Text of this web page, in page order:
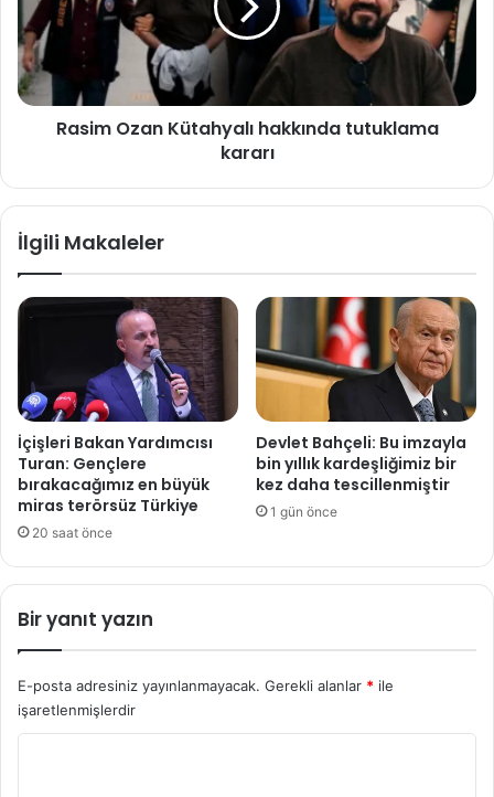
tutuklama
kararı
Rasim Ozan Kütahyalı hakkında tutuklama
kararı
İlgili Makaleler
İçişleri Bakan Yardımcısı
Turan: Gençlere
bırakacağımız en büyük
miras terörsüz Türkiye
20 saat önce
Devlet Bahçeli: Bu imzayla
bin yıllık kardeşliğimiz bir
kez daha tescillenmiştir
1 gün önce
Bir yanıt yazın
E-posta adresiniz yayınlanmayacak. Gerekli alanlar * ile
işaretlenmişlerdir